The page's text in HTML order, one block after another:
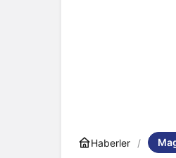
Haberler